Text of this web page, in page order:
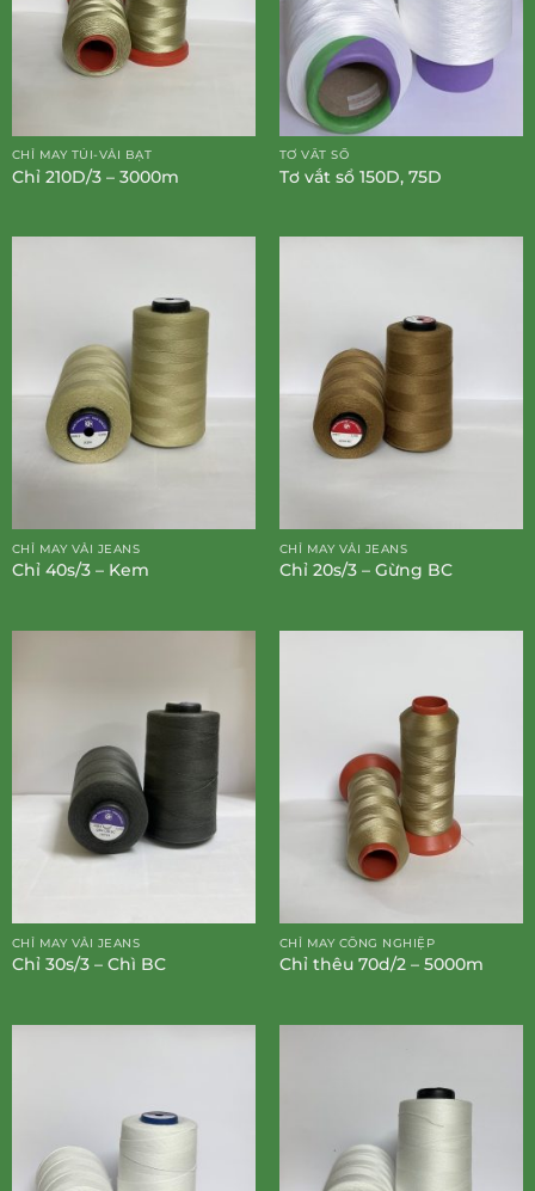
CHỈ MAY TÚI-VẢI BẠT
Chỉ 210D/3 – 3000m
TƠ VẮT SỔ
Tơ vắt sổ 150D, 75D
CHỈ MAY VẢI JEANS
Chỉ 40s/3 – Kem
CHỈ MAY VẢI JEANS
Chỉ 20s/3 – Gừng BC
CHỈ MAY VẢI JEANS
Chỉ 30s/3 – Chì BC
CHỈ MAY CÔNG NGHIỆP
Chỉ thêu 70d/2 – 5000m